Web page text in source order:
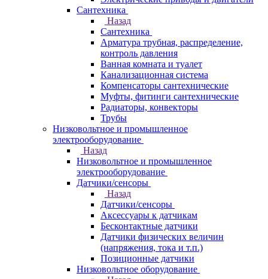
Сантехника
Назад
Сантехника
Арматура трубная, распределение,
контроль давления
Ванная комната и туалет
Канализационная система
Компенсаторы сантехнические
Муфты, фитинги сантехнические
Радиаторы, конвекторы
Трубы
Низковольтное и промышленное
электрооборудование
Назад
Низковольтное и промышленное
электрооборудование
Датчики/сенсоры
Назад
Датчики/сенсоры
Аксессуары к датчикам
Бесконтактные датчики
Датчики физических величин
(напряжения, тока и т.п.)
Позиционные датчики
Низковольтное оборудование